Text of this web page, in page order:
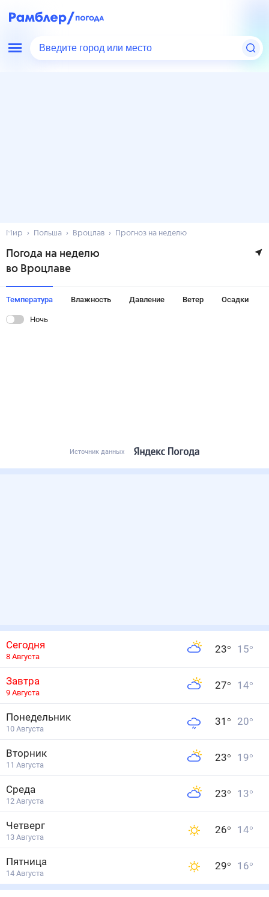
Введите город или место
Мир Польша Вроцлав Прогноз на неделю
Погода на неделю
во Вроцлаве
Температура Влажность Давление Ветер Осадки
Ночь
Источник данных
Сегодня
8 Августа
23° 15°
Завтра
9 Августа
27° 14°
Понедельник
10 Августа
31 ° 20°
Вторник
11 Августа
23° 19°
Среда
12 Августа
23° 13°
Четверг
13 Августа
26° 14°
Пятница
14 Августа
29° 16°